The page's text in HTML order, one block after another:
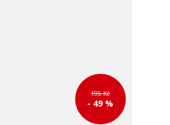
195 Kč
- 49 %